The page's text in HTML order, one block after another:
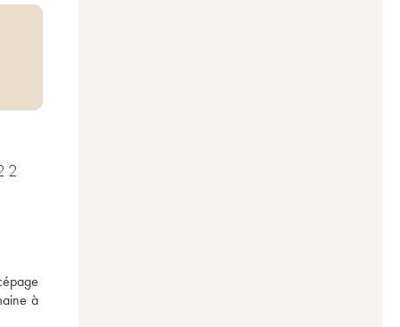
SOYARD 2022
à